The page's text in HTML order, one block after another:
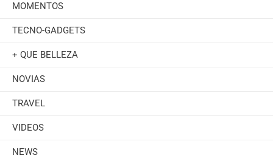
MOMENTOS
TECNO-GADGETS
+ QUE BELLEZA
NOVIAS
TRAVEL
VIDEOS
NEWS